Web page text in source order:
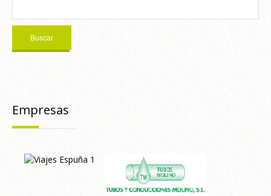
Empresas